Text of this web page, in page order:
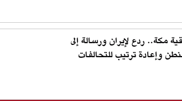
مكة.. ردع لإيران ورسالة إلى
وإعادة ترتيب للتحالفات